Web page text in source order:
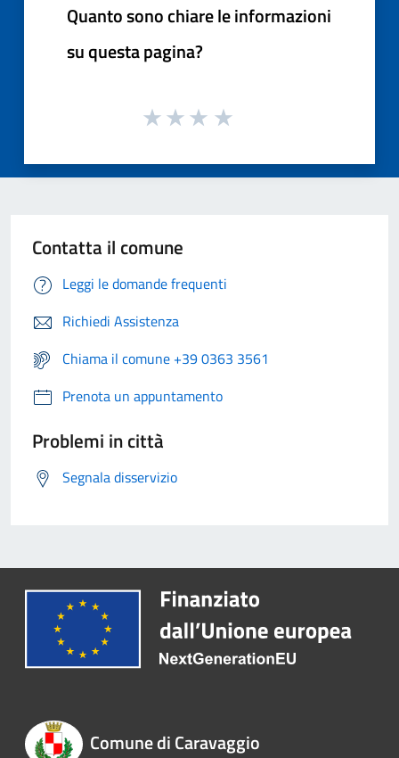
Quanto sono chiare le informazioni
su questa pagina?
Contatta il comune
Leggi le domande frequenti
Richiedi Assistenza
Chiama il comune +39 0363 3561
Prenota un appuntamento
Problemi in città
Segnala disservizio
Comune di Caravaggio